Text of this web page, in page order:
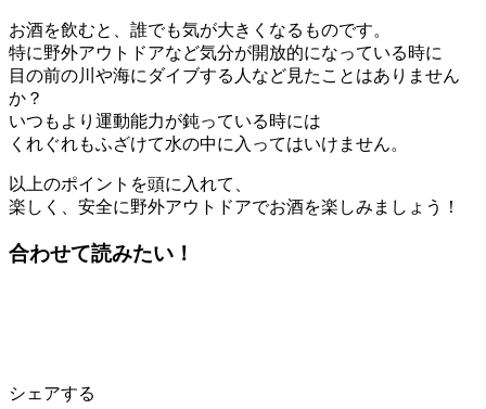
お酒を飲むと、誰でも気が大きくなるものです。
特に野外アウトドアなど気分が開放的になっている時に
目の前の川や海にダイブする人など見たことはありません
か？
いつもより運動能力が鈍っている時には
くれぐれもふざけて水の中に入ってはいけません。
以上のポイントを頭に入れて、
楽しく、安全に野外アウトドアでお酒を楽しみましょう！
合わせて読みたい！
シェアする